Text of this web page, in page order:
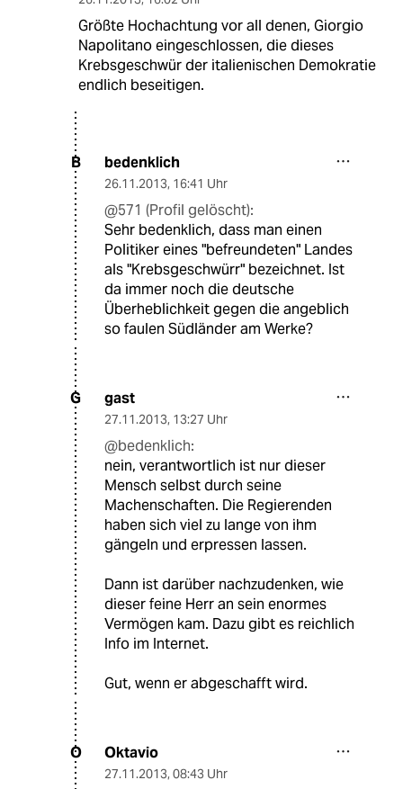
Größte Hochachtung vor all denen, Giorgio
Napolitano eingeschlossen, die dieses
Krebsgeschwür der italienischen Demokratie
endlich beseitigen.
B bedenklich
26.11.2013, 16:41 Uhr
@571 (Profil gelöscht):
Sehr bedenklich, dass man einen
Politiker eines "befreundeten" Landes
als "Krebsgeschwürr" bezeichnet. Ist
da immer noch die deutsche
Überheblichkeit gegen die angeblich
so faulen Südländer am Werke?
G gast
27.11.2013, 13:27 Uhr
@bedenklich:
nein, verantwortlich ist nur dieser
Mensch selbst durch seine
Machenschaften. Die Regierenden
haben sich viel zu lange von ihm
gängeln und erpressen lassen.
Dann ist darüber nachzudenken, wie
dieser feine Herr an sein enormes
Vermögen kam. Dazu gibt es reichlich
Info im Internet.
Gut, wenn er abgeschafft wird.
O Oktavio
27.11.2013, 08:43 Uhr